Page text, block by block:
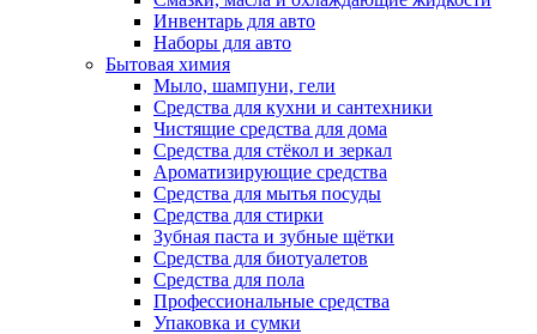
Инвентарь для авто
Наборы для авто
Бытовая химия
Мыло, шампуни, гели
Средства для кухни и сантехники
Чистящие средства для дома
Средства для стёкол и зеркал
Ароматизирующие средства
Средства для мытья посуды
Средства для стирки
Зубная паста и зубные щётки
Средства для биотуалетов
Средства для пола
Профессиональные средства
Упаковка и сумки